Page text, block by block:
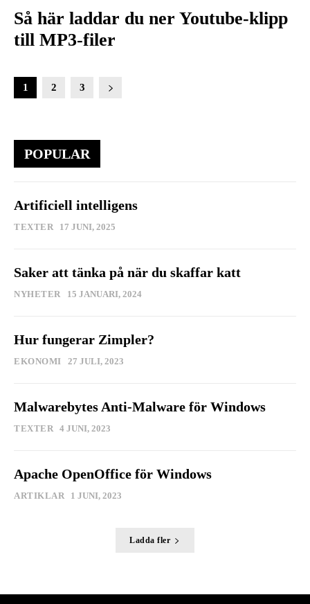
Så här laddar du ner Youtube-klipp
till MP3-filer
1 2 3
POPULAR
Artificiell intelligens
TEXTER 17 JUNI, 2025
Saker att tänka på när du skaffar katt
NYHETER 15 JANUARI, 2024
Hur fungerar Zimpler?
EKONOMI 27 JULI, 2023
Malwarebytes Anti-Malware för Windows
TEXTER 4 JUNI, 2023
Apache OpenOffice för Windows
ARTIKLAR 1 JUNI, 2023
Ladda fler